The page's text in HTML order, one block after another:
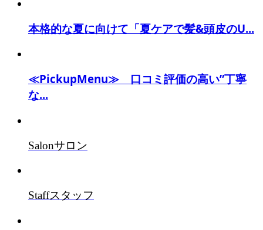
本格的な夏に向けて「夏ケアで髪&頭皮のU...
≪PickupMenu≫ 口コミ評価の高い”丁寧
な...
Salonサロン
Staffスタッフ